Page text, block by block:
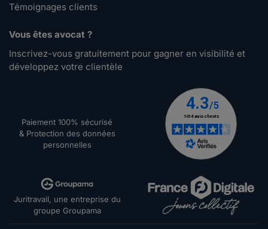
Témoignages clients
Vous êtes avocat ?
Inscrivez-vous gratuitement pour gagner en visibilité et
développez votre clientèle
Paiement 100% sécurisé
& Protection des données
personnelles
Juritravail, une entreprise du
groupe Groupama